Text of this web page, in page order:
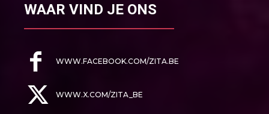
WAAR VIND JE ONS
WWW.FACEBOOK.COM/ZITA.BE
WWW.X.COM/ZITA_BE